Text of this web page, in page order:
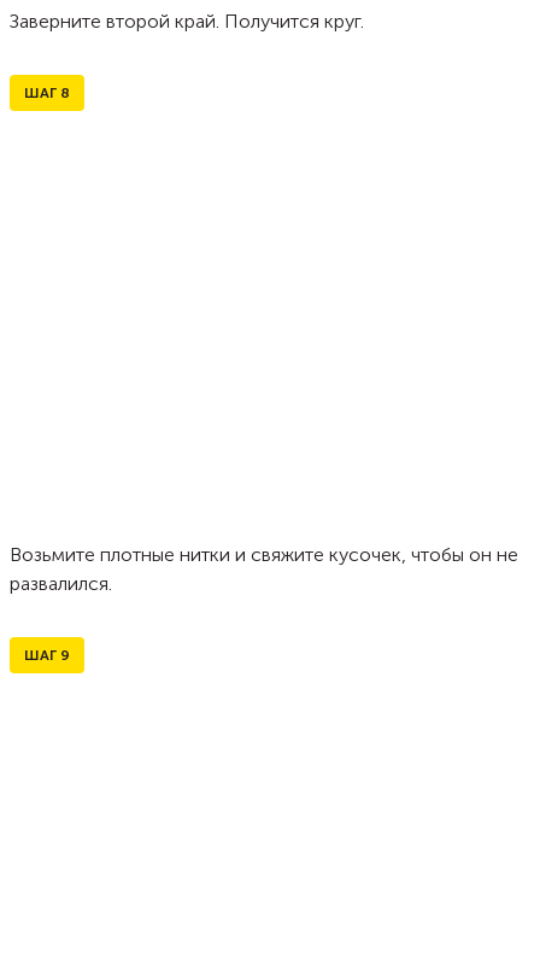
Заверните второй край. Получится круг.
ШАГ 8
Возьмите плотные нитки и свяжите кусочек, чтобы он не
развалился.
ШАГ 9